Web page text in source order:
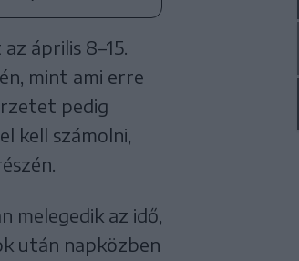
április 8–15.
mint ami erre
pedig
kell számolni,
melegedik az idő,
után napközben